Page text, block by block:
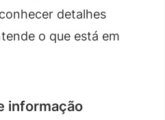
detalhes
o que está em
informação